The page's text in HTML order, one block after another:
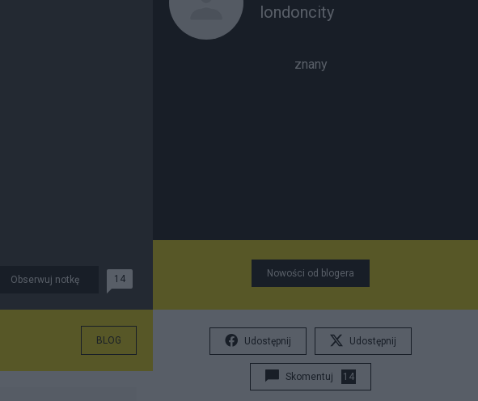
Obserwuj notkę 14
BLOG
londoncity
znany
Nowości od blogera
Udostępnij Udostępnij
Skomentuj 14